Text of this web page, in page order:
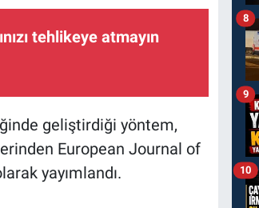
tehlikeye atmayın
geliştirdiği yöntem,
European Journal of
yayımlandı.
8
9
10